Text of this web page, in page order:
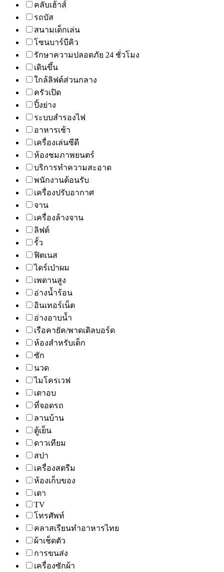
คลับเฮ้าส์
รถบัส
สนามเด็กเล่น
โซนบาร์บีคิว
รักษาความปลอดภัย 24 ชั่วโมง
เดินขึ้น
ใกล้ลิฟต์ส่วนกลาง
ครัวเปิด
ปิ้งย่าง
ระบบสำรองไฟ
อาหารเช้า
เครื่องเล่นซีดี
ห้องชมภาพยนตร์
บริการทำความสะอาด
พนักงานต้อนรับ
เครื่องปรับอากาศ
จาน
เครื่องล้างจาน
ลิฟต์
รั้ว
ฟิตเนส
ไดร์เป่าผม
เพดานสูง
อ่างน้ำร้อน
อินเทอร์เน็ต
อ่างอาบน้ำ
เรือคายัค/พาดเดิลบอร์ด
ห้องสำหรับเด็ก
ซัก
นวด
ไมโครเวฟ
เตาอบ
ที่จอดรถ
ลานบ้าน
ตู้เย็น
ดาวเทียม
สปา
เครื่องสตรีม
ห้องเก็บของ
เตา
TV
โทรศัพท์
คลาสเรียนทำอาหารไทย
ผ้าเช็ดตัว
การขนส่ง
เครื่องซักผ้า